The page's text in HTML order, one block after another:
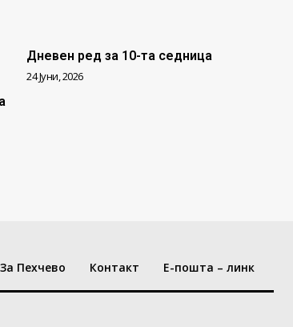
Дневен ред за 10-та седница
24 Јуни, 2026
За Пехчево Контакт Е-пошта – линк